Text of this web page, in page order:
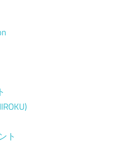
ト